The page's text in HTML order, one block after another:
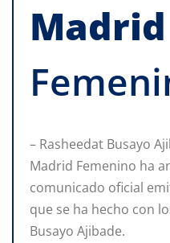
Madrid
– Rasheedat Busayo
Madrid Femenino ha
comunicado oficial
que se ha hecho con
Busayo Ajibade.